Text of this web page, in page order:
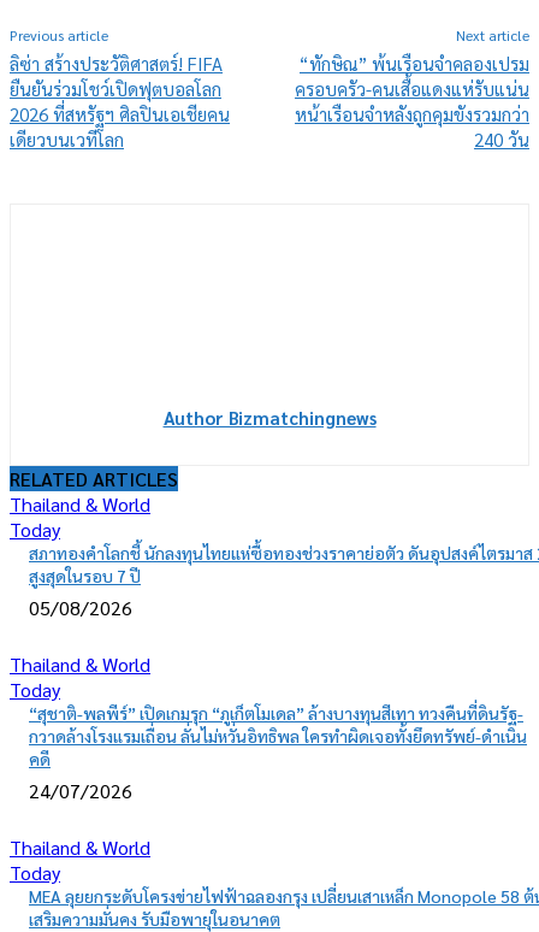
Previous article
ลิซ่า สร้างประวัติศาสตร์! FIFA
ยืนยันร่วมโชว์เปิดฟุตบอลโลก
2026 ที่สหรัฐฯ ศิลปินเอเชียคน
เดียวบนเวทีโลก
Next article
“ทักษิณ” พ้นเรือนจำคลองเปรม
ครอบครัว-คนเสื้อแดงแห่รับแน่น
หน้าเรือนจำหลังถูกคุมขังรวมกว่า
240 วัน
Author Bizmatchingnews
RELATED ARTICLES
Thailand & World
Today
สภาทองคำโลกชี้ นักลงทุนไทยแห่ซื้อทองช่วงราคาย่อตัว ดันอุปสงค์ไตรมาส
สูงสุดในรอบ 7 ปี
05/08/2026
Thailand & World
Today
“สุชาติ-พลพีร์” เปิดเกมรุก “ภูเก็ตโมเดล” ล้างบางทุนสีเทา ทวงคืนที่ดินรัฐ-
กวาดล้างโรงแรมเถื่อน ลั่นไม่หวั่นอิทธิพล ใครทำผิดเจอทั้งยึดทรัพย์-ดำเนิน
คดี
24/07/2026
Thailand & World
Today
MEA ลุยยกระดับโครงข่ายไฟฟ้าฉลองกรุง เปลี่ยนเสาเหล็ก Monopole 58
เสริมความมั่นคง รับมือพายุในอนาคต